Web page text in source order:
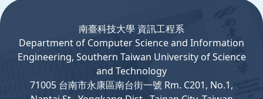
南臺科技大學 資訊工程系
Departmentof ComputerScience and Information
Engineering, Southern Taiwan University of Science
and Technology
71005 台南市永康區南台街一號 Rm. C201, No.1,